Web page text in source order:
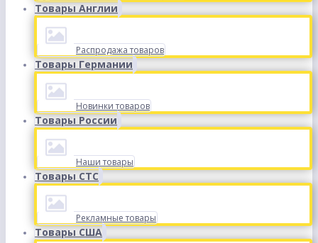
Товары Англии
Распродажа товаров
Товары Германии
Новинки товаров
Товары России
Наши товары
Товары СТС
Рекламные товары
Товары США